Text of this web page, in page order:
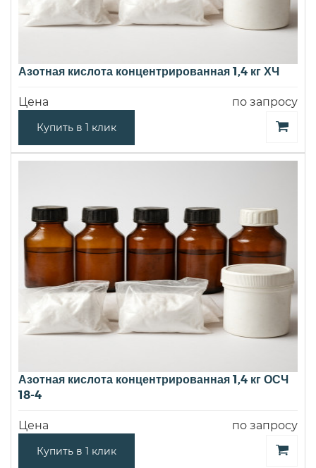
Азотная кислота концентрированная 1,4 кг ХЧ
Цена по запросу
Купить в 1 клик
Азотная кислота концентрированная 1,4 кг ОСЧ
18-4
Цена по запросу
Купить в 1 клик